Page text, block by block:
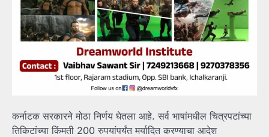
कर्नाटक सरकारने मोठा निर्णय घेतला आहे. सर्व भाषांमधील चित्रपटांच्या
तिकिटांच्या किंमती 200 रुपयांपर्यंत मर्यादित करण्याचा आदेश